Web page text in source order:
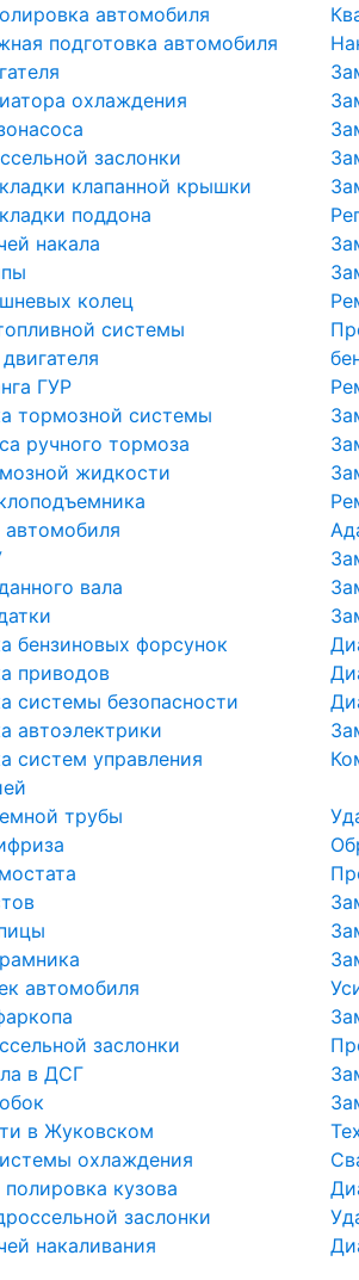
автомобиля
подготовка автомобиля
охлаждения
заслонки
клапанной крышки
поддона
накала
колец
системы
ГУР
тормозной системы
ручного тормоза
жидкости
вала
бензиновых форсунок
приводов
системы безопасности
автоэлектрики
систем управления
трубы
автомобиля
заслонки
в ДСГ
в Жуковском
охлаждения
кузова
заслонки
накаливания